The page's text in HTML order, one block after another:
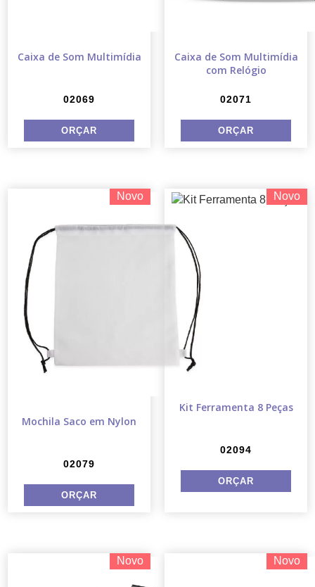
Caixa de Som Multimídia
02069
Caixa de Som Multimídia
com Relógio
02071
Novo
Mochila Saco em Nylon
02079
Novo
Kit Ferramenta 8 Peças
02094
Novo Novo